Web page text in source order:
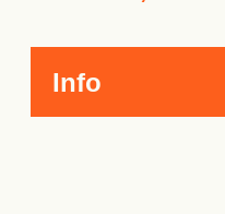
Info